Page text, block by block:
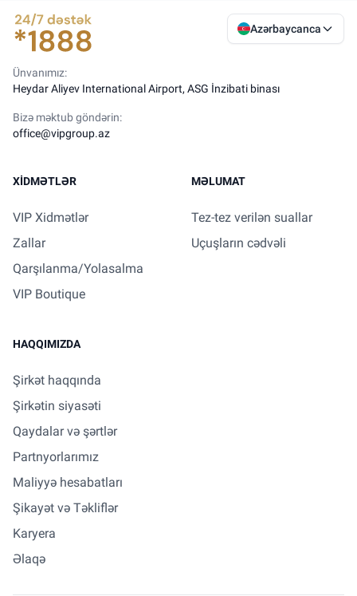
Azərbaycanca
Ünvanımız:
Heydar Aliyev International Airport, ASG İnzibati binası
Bizə məktub göndərin:
office@vipgroup.az
XIDMƏTLƏR
VIP Xidmətlər
Zallar
Qarşılanma/Yolasalma
VIP Boutique
MƏLUMAT
Tez-tez verilən suallar
Uçuşların cədvəli
HAQQIMIZDA
Şirkət haqqında
Şirkətin siyasəti
Qaydalar və şərtlər
Partnyorlarımız
Maliyyə hesabatları
Şikayət və Təkliflər
Karyera
Əlaqə